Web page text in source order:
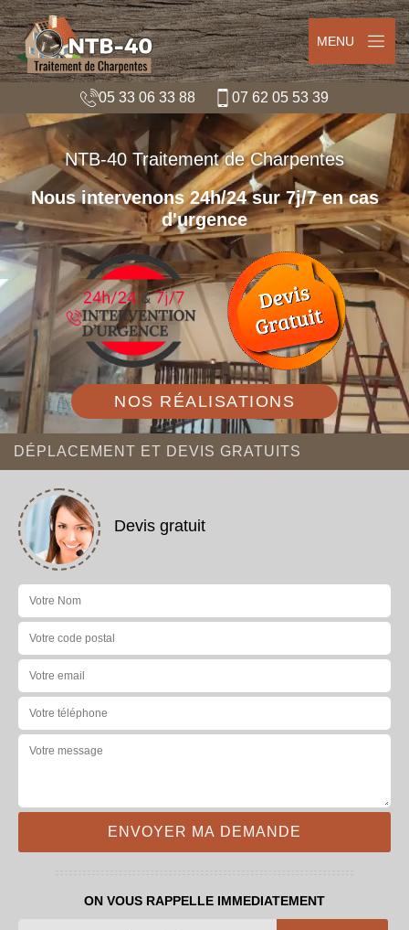
MENU
05 33 06 33 88 07 62 05 53 39
NTB-40 Traitement de Charpentes
Nous intervenons 24h/24 sur 7j/7 en cas
d'urgence
NOS RÉALISATIONS
DÉPLACEMENT ET DEVIS GRATUITS
Devis gratuit
ON VOUS RAPPELLE IMMEDIATEMENT